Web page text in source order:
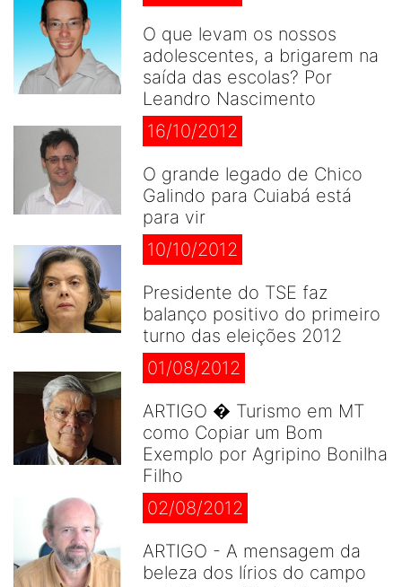
O que levam os nossos
adolescentes, a brigarem na
saída das escolas? Por
Leandro Nascimento
16/10/2012
O grande legado de Chico
Galindo para Cuiabá está
para vir
10/10/2012
Presidente do TSE faz
balanço positivo do primeiro
turno das eleições 2012
01/08/2012
ARTIGO � Turismo em MT
como Copiar um Bom
Exemplo por Agripino Bonilha
Filho
02/08/2012
ARTIGO - A mensagem da
beleza dos lírios do campo